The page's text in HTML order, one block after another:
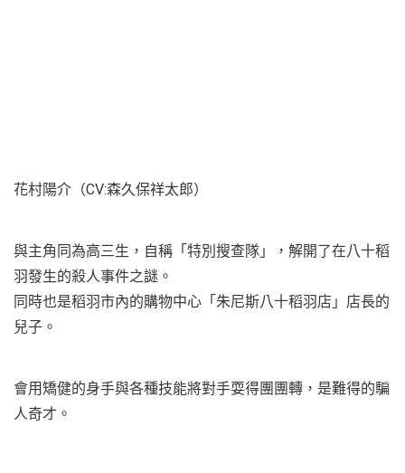
花村陽介（CV:森久保祥太郎）
與主角同為高三生，自稱「特別搜查隊」，解開了在八十稻
羽發生的殺人事件之謎。
同時也是稻羽市內的購物中心「朱尼斯八十稻羽店」店長的
兒子。
會用矯健的身手與各種技能將對手耍得團團轉，是難得的騙
人奇才。